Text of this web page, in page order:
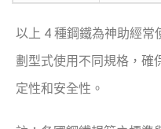
以上 4 種鋼鐵為神助經常
劃型式使用不同規格，確
定性和安全性。